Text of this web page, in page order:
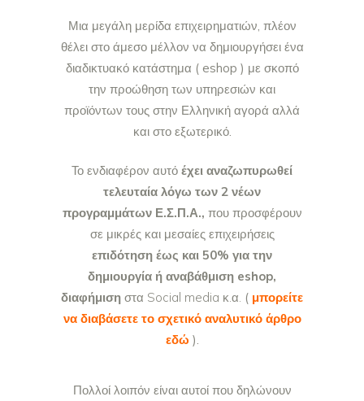
Μια μεγάλη μερίδα επιχειρηματιών, πλέον
θέλει στο άμεσο μέλλον να δημιουργήσει ένα
διαδικτυακό κατάστημα ( eshop ) με σκοπό
την προώθηση των υπηρεσιών και
προϊόντων τους στην Ελληνική αγορά αλλά
και στο εξωτερικό.
Το ενδιαφέρον αυτό έχει αναζωπυρωθεί
τελευταία λόγω των 2 νέων
προγραμμάτων Ε.Σ.Π.Α., που προσφέρουν
σε μικρές και μεσαίες επιχειρήσεις
επιδότηση έως και 50% για την
δημιουργία ή αναβάθμιση eshop,
διαφήμιση στα Social media κ.α. ( μπορείτε
να διαβάσετε το σχετικό αναλυτικό άρθρο
εδώ ).
Πολλοί λοιπόν είναι αυτοί που δηλώνουν